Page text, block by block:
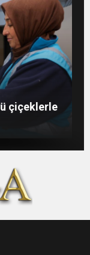
çiçeklerleGAÜN’de gri kod tatbikatı gerçeği
olan